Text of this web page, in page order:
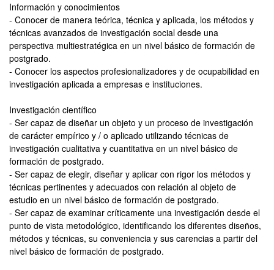
Información y conocimientos
- Conocer de manera teórica, técnica y aplicada, los métodos y
técnicas avanzados de investigación social desde una
perspectiva multiestratégica en un nivel básico de formación de
postgrado.
- Conocer los aspectos profesionalizadores y de ocupabilidad en
investigación aplicada a empresas e instituciones.
Investigación científico
- Ser capaz de diseñar un objeto y un proceso de investigación
de carácter empírico y / o aplicado utilizando técnicas de
investigación cualitativa y cuantitativa en un nivel básico de
formación de postgrado.
- Ser capaz de elegir, diseñar y aplicar con rigor los métodos y
técnicas pertinentes y adecuados con relación al objeto de
estudio en un nivel básico de formación de postgrado.
- Ser capaz de examinar críticamente una investigación desde el
punto de vista metodológico, identificando los diferentes diseños,
métodos y técnicas, su conveniencia y sus carencias a partir del
nivel básico de formación de postgrado.